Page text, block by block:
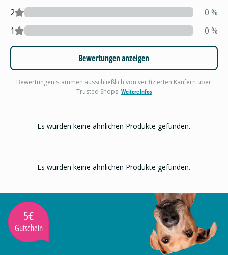
2
0 %
1
0 %
Bewertungen anzeigen
Bewertungen stammen ausschließlich von verifizierten Käufern über
Trusted Shops. Weitere Infos
Es wurden keine ähnlichen Produkte gefunden.
Es wurden keine ähnlichen Produkte gefunden.
5€
Gutschein